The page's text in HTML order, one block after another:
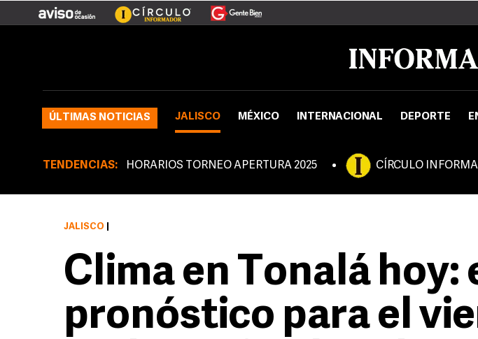
ÚLTIMAS NOTICIAS JALISCO MÉXICO INTERNACIONAL DEPORTE
TENDENCIAS: HORARIOS TORNEO APERTURA 2025 CÍRCULO
JALISCO
Clima en Tonalá hoy:
pronóstico para el